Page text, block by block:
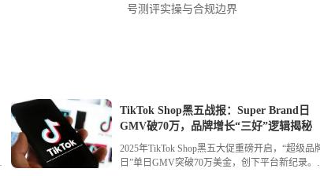
号测评实操与合规边界
TikTok Shop黑五战报：Super Brand日
GMV破70万，品牌增长“三好”逻辑揭秘
2025年TikTok Shop黑五大促重磅开启，“超级品
日”单日GMV突破70万美金，创下平台新纪录。